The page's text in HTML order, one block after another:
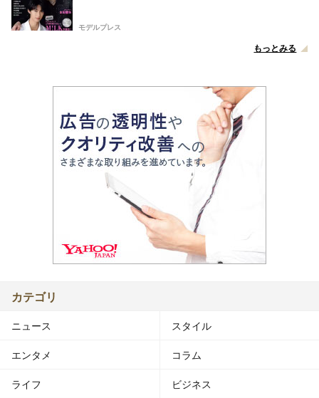
モデルプレス
もっとみる
カテゴリ
ニュース スタイル
エンタメ コラム
ライフ ビジネス